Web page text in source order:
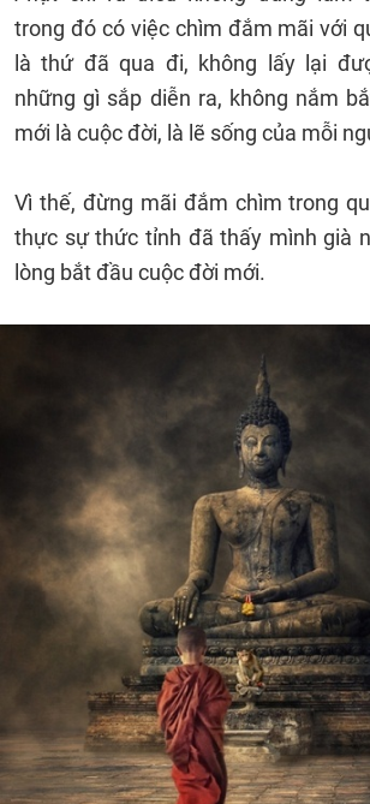
trong đó có việc chìm đắm mãi với
là thứ đã qua đi, không lấy lại
những gì sắp diễn ra, không nắm
mới là cuộc đời, là lẽ sống của mỗi
Vì thế, đừng mãi đắm chìm trong
thực sự thức tỉnh đã thấy mình già
lòng bắt đầu cuộc đời mới.